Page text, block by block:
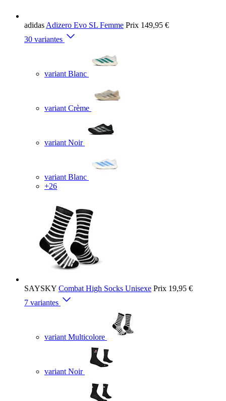
adidas Adizero Evo SL Femme Prix 149,95 €
30 variantes
variant Blanc
variant Crème
variant Noir
variant Blanc
+26
SAYSKY Combat High Socks Unisexe Prix 19,95 €
7 variantes
variant Multicolore
variant Noir